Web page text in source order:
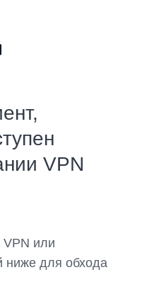
VPN
VPN или
ниже для обхода